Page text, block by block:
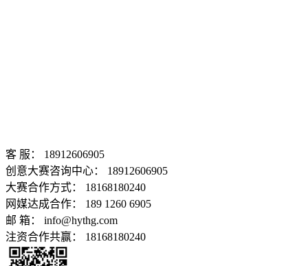
客 服： 18912606905
创意大赛咨询中心： 18912606905
大赛合作方式： 18168180240
网媒达成合作： 189 1260 6905
邮 箱： info@hythg.com
注资合作共赢： 18168180240